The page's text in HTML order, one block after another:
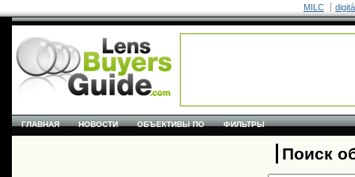
MILC
ГЛАВНАЯ НОВОСТИ ОБЪЕКТИВЫ ПО ФИЛЬТРЫ
Поиск